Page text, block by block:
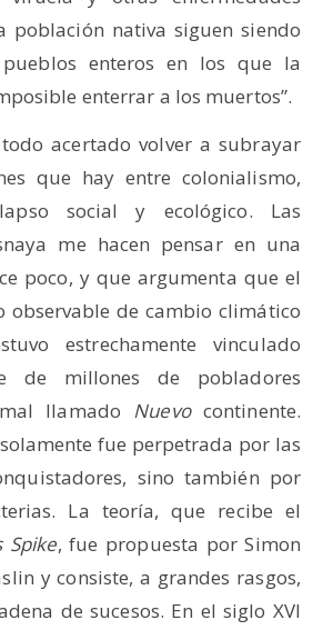
población nativa siguen siendo
pueblos enteros en los que la
enterrar a los muertos”.
acertado volver a subrayar
que hay entre colonialismo,
social y ecológico. Las
me hacen pensar en una
poco, y que argumenta que el
observable de cambio climático
estrechamente vinculado
de millones de pobladores
llamado Nuevocontinente.
fue perpetrada por las
sino también por
La teoría, que recibe el
Spike, fue propuesta por Simon
y consiste, a grandes rasgos,
de sucesos. En el siglo XVI